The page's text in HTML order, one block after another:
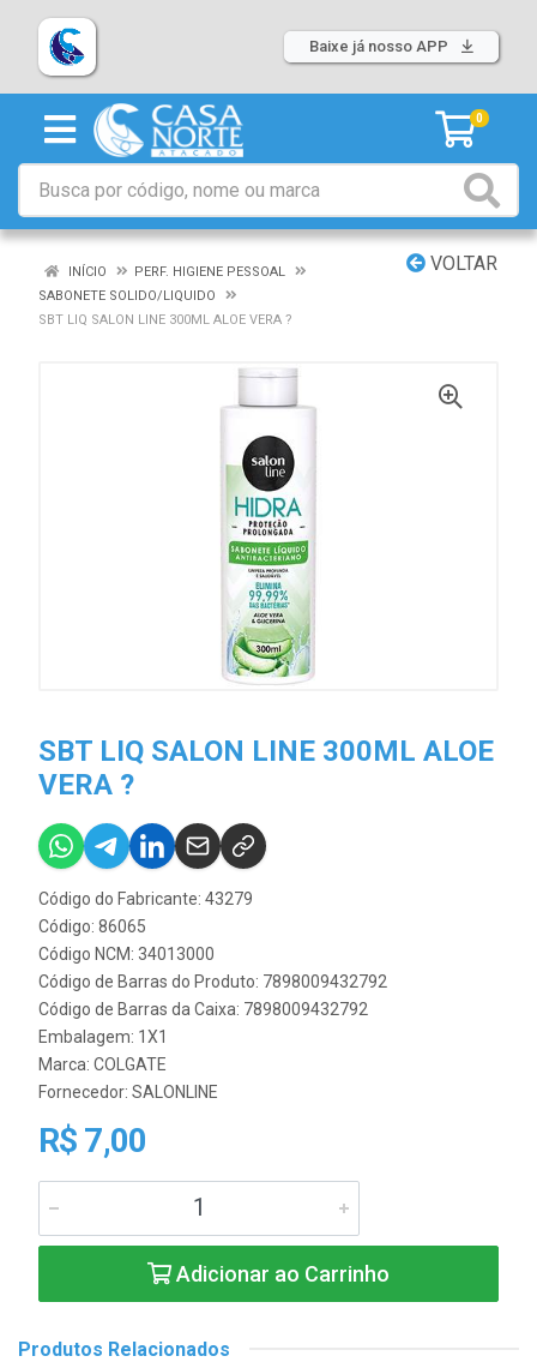
Baixe já nosso APP
0
VOLTAR
INÍCIO
PERF. HIGIENE PESSOAL
SABONETE SOLIDO/LIQUIDO
SBT LIQ SALON LINE 300ML ALOE VERA ?
SBT LIQ SALON LINE 300ML ALOE
VERA ?
Código do Fabricante: 43279
Código: 86065
Código NCM: 34013000
Código de Barras do Produto: 7898009432792
Código de Barras da Caixa: 7898009432792
Embalagem: 1X1
Marca: COLGATE
Fornecedor: SALONLINE
R$ 7,00
Adicionar ao Carrinho
Produtos Relacionados